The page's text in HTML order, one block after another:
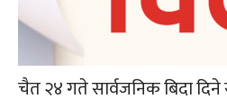
चैत २४ गते सार्वजनिक बिदा